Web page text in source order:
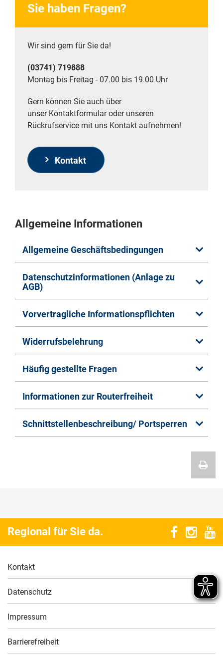
Sie haben Fragen?
Wir sind gern für Sie da!
(03741) 719888
Montag bis Freitag - 07.00 bis 19.00 Uhr
Gern können Sie auch über
unser Kontaktformular oder unseren
Rückrufservice mit uns Kontakt aufnehmen!
Kontakt
Allgemeine Informationen
Allgemeine Geschäftsbedingungen
Datenschutzinformationen (Anlage zu
AGB)
Vorvertragliche Informationspflichten
Widerrufsbelehrung
Häufig gestellte Fragen
Informationen zur Routerfreiheit
Schnittstellenbeschreibung/ Portsperren
Regional für Sie da.
Kontakt
Datenschutz
Impressum
Barrierefreiheit